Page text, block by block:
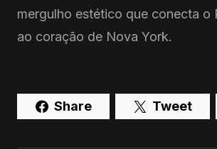
mergulho estético que conecta o
ao coração de Nova York.
Share Tweet